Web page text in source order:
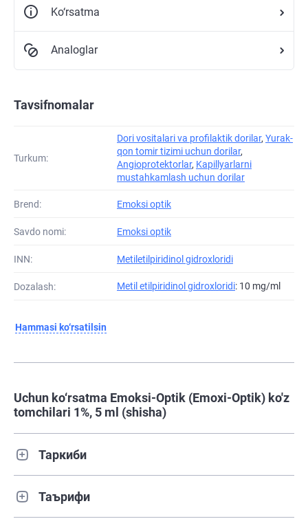
Ko‘rsatma
Analoglar
Tavsifnomalar
Turkum:
Dori vositalari va profilaktik dorilar, Yurak-
qon tomir tizimi uchun dorilar,
Angioprotektorlar, Kapillyarlarni
mustahkamlash uchun dorilar
Brend: Emoksi optik
Savdo nomi: Emoksi optik
INN: Metiletilpiridinol gidroxloridi
Dozalash: Metil etilpiridinol gidroxloridi: 10 mg/ml
Hammasi ko‘rsatilsin
Uchun ko‘rsatma Emoksi-Optik (Emoxi-Optik) ko'z
tomchilari 1%, 5 ml (shisha)
Таркиби
Таърифи